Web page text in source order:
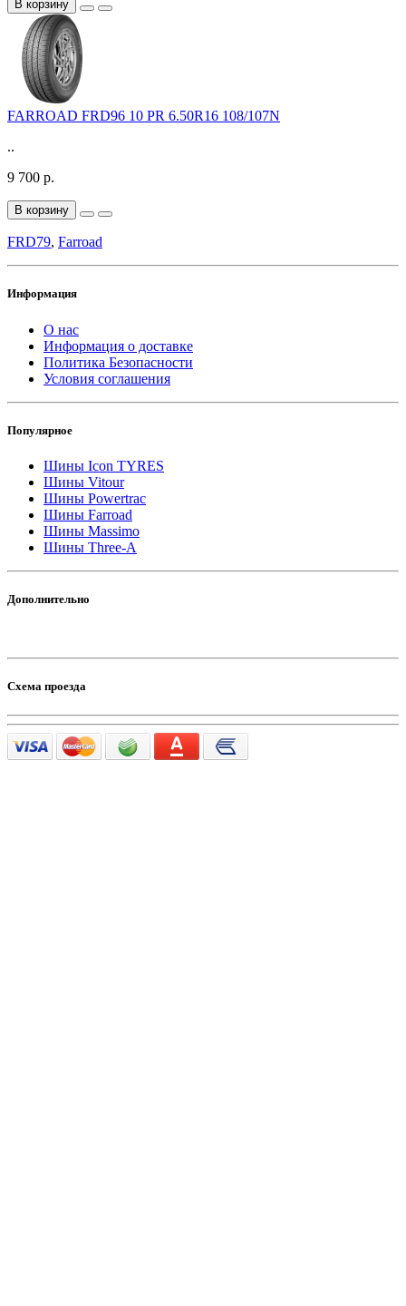
В корзину
FARROAD FRD96 10 PR 6.50R16 108/107N
..
9 700 р.
В корзину
FRD79, Farroad
Информация
О нас
Информация о доставке
Политика Безопасности
Условия соглашения
Популярное
Шины Icon TYRES
Шины Vitour
Шины Powertrac
Шины Farroad
Шины Massimo
Шины Three-A
Дополнительно
Схема проезда